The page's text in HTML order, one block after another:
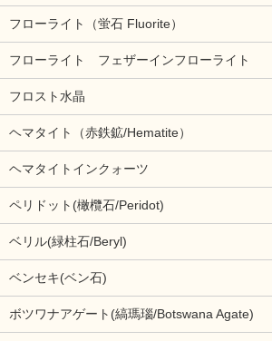
フローライト（蛍石 Fluorite）
フローライト フェザーインフローライト
フロスト水晶
ヘマタイト（赤鉄鉱/Hematite）
ヘマタイトインクォーツ
ペリドット(橄欖石/Peridot)
ベリル(緑柱石/Beryl)
ベンセキ(ベン石)
ボツワナアゲート(縞瑪瑙/Botswana Agate)